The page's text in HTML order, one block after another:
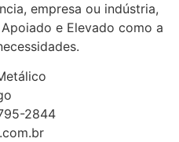
empresa ou indústria,
e Elevado como a
2844